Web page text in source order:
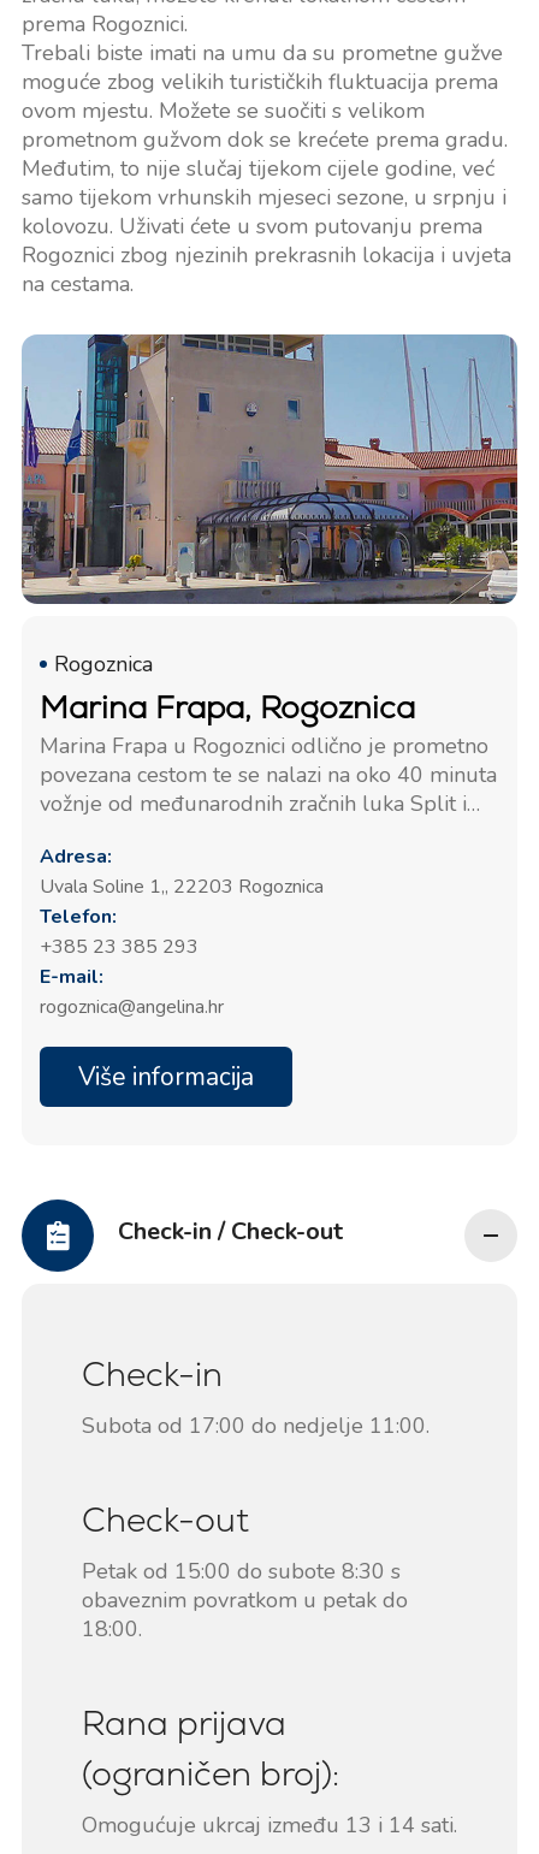
prema Rogoznici.
Trebali biste imati na umu da su prometne gužve
moguće zbog velikih turističkih fluktuacija prema
ovom mjestu. Možete se suočiti s velikom
prometnom gužvom dok se krećete prema gradu.
Međutim, to nije slučaj tijekom cijele godine, već
samo tijekom vrhunskih mjeseci sezone, u srpnju i
kolovozu. Uživati ćete u svom putovanju prema
Rogoznici zbog njezinih prekrasnih lokacija i uvjeta
na cestama.
Rogoznica
Marina Frapa, Rogoznica
Marina Frapa u Rogoznici odlično je prometno
povezana cestom te se nalazi na oko 40 minuta
vožnje od međunarodnih zračnih luka Split i
većim europskim gradovima. Do marine se iz
obje zračne luke može stići redovitim
autobusnim linijama ili automobilom. Na
raspolaganju su i usluge najma automobila.
Adresa:
Uvala Soline 1,, 22203 Rogoznica
Telefon:
+385 23 385 293
E-mail:
rogoznica@angelina.hr
Više informacija
Check-in / Check-out
Check-in
Subota od 17:00 do nedjelje 11:00.
Check-out
Petak od 15:00 do subote 8:30 s
obaveznim povratkom u petak do
18:00.
Rana prijava
(ograničen broj):
Omogućuje ukrcaj između 13 i 14 sati.